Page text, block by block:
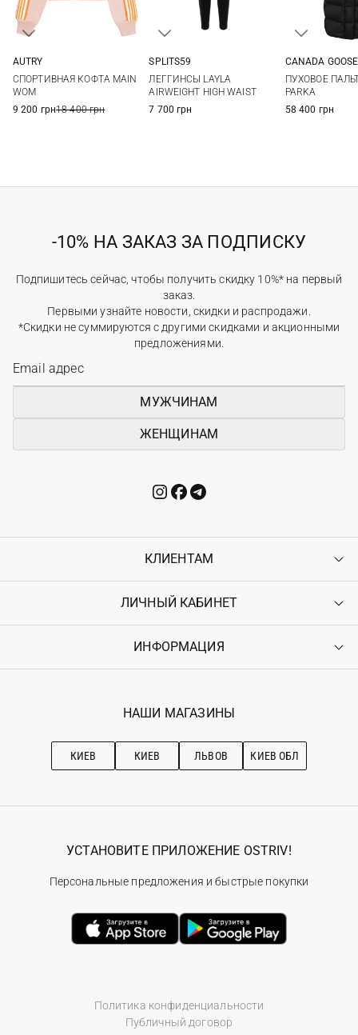
AUTRY
СПОРТИВНАЯ КОФТА MAIN
WOM
9 200 грн18 400 грн
XL
SPLITS59
ЛЕГГИНСЫ LAYLA
AIRWEIGHT HIGH WAIST
7 700 грн
CANADA GOOSE
ПУХОВОЕ
PARKA
58 400 грн
-10% НА ЗАКАЗ ЗА ПОДПИСКУ
Подпишитесь сейчас, чтобы получить скидку 10%* на первый
заказ.
Первыми узнайте новости, скидки и распродажи.
*Скидки не суммируются с другими скидками и акционными
предложениями.
МУЖЧИНАМ
ЖЕНЩИНАМ
КЛИЕНТАМ
Контакты
Возврат
Гарантия
ЛИЧНЫЙ КАБИНЕТ
Войти
Ostriv Club+
ИНФОРМАЦИЯ
Наши магазини
Рекомендации по уходу
НАШИ МАГАЗИНЫ
КИЕВ КИЕВ ЛЬВОВ КИЕВ ОБЛ
Политика конфиденциальности
Публичный договор
УСТАНОВИТЕ ПРИЛОЖЕНИЕ OSTRIV!
Персональные предложения и быстрые покупки